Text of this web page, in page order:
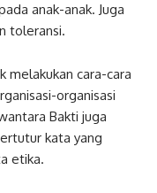
anak-anak. Juga
toleransi.
melakukan cara-cara
organisasi
Bakti juga
kata yang
etika.